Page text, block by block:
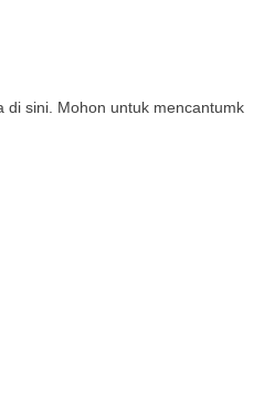
di sini. Mohon untuk